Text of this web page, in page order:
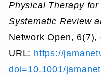
Physical Therapy
Systematic Review
Network Open, 6(7),
URL: https://
doi=10.1001/